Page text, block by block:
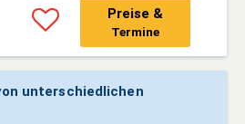
Preise &
Termine
unterschiedlichen